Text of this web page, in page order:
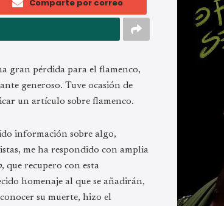
Comparte por correo
gran pérdida para el flamenco,
generoso. Tuve ocasión de
un artículo sobre flamenco.
información sobre algo,
me ha respondido con amplia
, que recupero con esta
homenaje al que se añadirán,
su muerte, hizo el